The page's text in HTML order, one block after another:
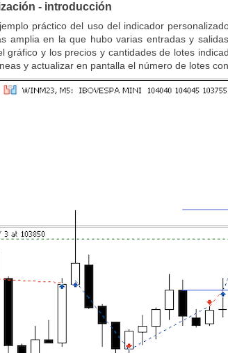
- introducción
práctico del uso del indicador
amplia en la que hubo varias entradas y
gráfico y los precios y cantidades de lotes
y actualizar en pantalla el número de lotes